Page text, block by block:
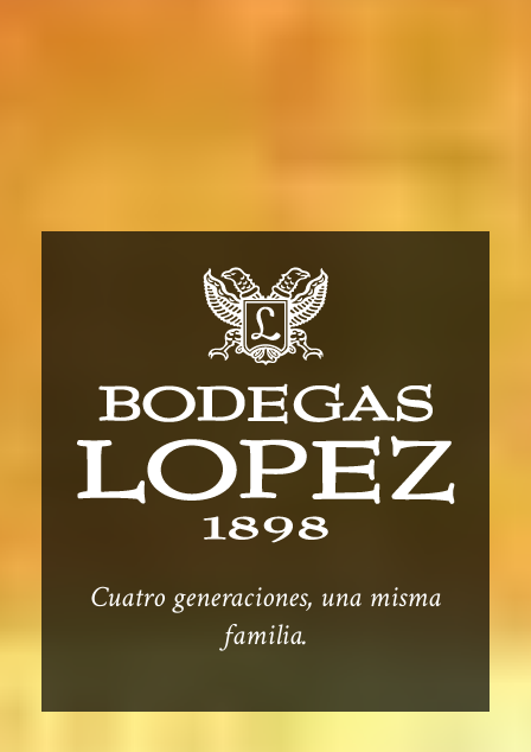
Cuatro generaciones, una misma
familia.